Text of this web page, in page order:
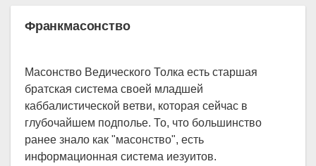
Франкмасонство
Масонство Ведического Толка есть старшая
братская система своей младшей
каббалистической ветви, которая сейчас в
глубочайшем подполье. То, что большинство
ранее знало как "масонство", есть
информационная система иезуитов.